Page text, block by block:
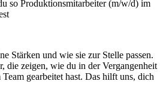
so Produktionsmitarbeiter (m/w/d) im
Stärken und wie sie zur Stelle passen.
die zeigen, wie du in der Vergangenheit
gearbeitet hast. Das hilft uns, dich